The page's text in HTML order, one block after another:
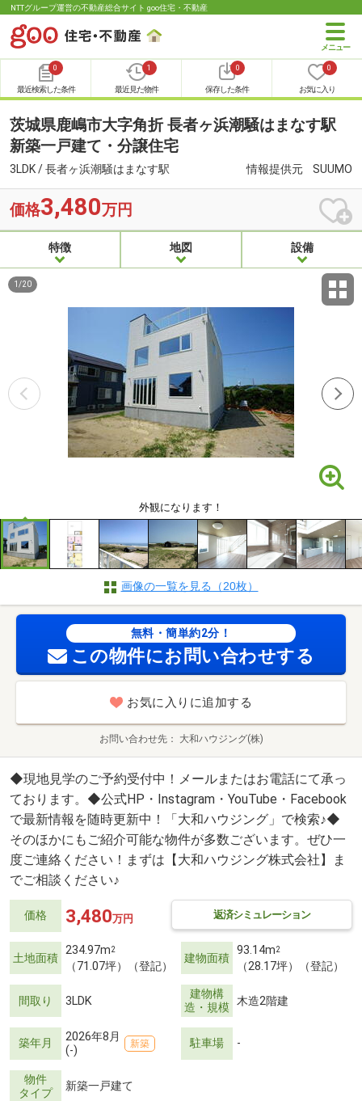
NTTグループ運営の不動産総合サイト goo住宅・不動産
0
最近検索した条件
1
最近見た物件
0
保存した条件
0
お気に入り
茨城県鹿嶋市大字角折 長者ヶ浜潮騒はまなす駅
新築一戸建て・分譲住宅
3LDK / 長者ヶ浜潮騒はまなす駅 情報提供元 SUUMO
価格3,480万円
特徴 地図 設備
外観になります！
1 /20
画像の一覧を見る（20枚）
無料・簡単約2分！
この物件にお問い合わせする
お気に入りに追加する
お問い合わせ先 大和ハウジング(株)
◆現地見学のご予約受付中！メールまたはお電話にて承っ
ております。◆公式HP・Instagram・YouTube・Facebook
で最新情報を随時更新中！「大和ハウジング」で検索♪◆
そのほかにもご紹介可能な物件が多数ございます。ぜひ一
度ご連絡ください！まずは【大和ハウジング株式会社】ま
でご相談ください♪
価格 返済シミュレーション
3,480万円
土地面積
234.97m2
（71.07坪）（登記）
建物面積
93.14m2
（28.17坪）（登記）
間取り 3LDK
建物構
造・規模 木造2階建
築年月
2026年8月
(-)
新築 駐車場 -
物件
タイプ
新築一戸建て